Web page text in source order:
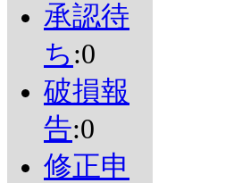
承認待
ち :0
破損報
告:0
修正申